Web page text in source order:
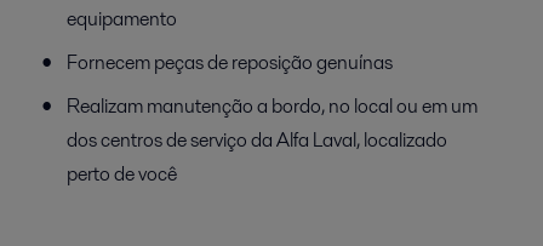
equipamento
Fornecem peças de reposição genuínas
Realizam manutenção a bordo, no local ou em um
dos centros de serviço da Alfa Laval, localizado
perto de você